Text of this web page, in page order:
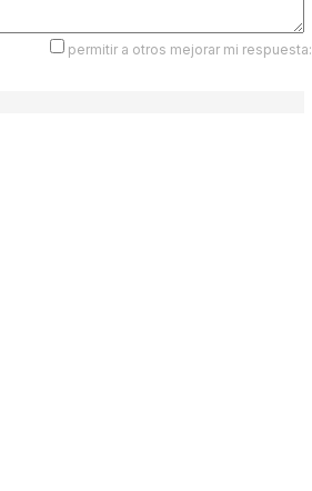
permitir a otros mejorar mi respuesta: